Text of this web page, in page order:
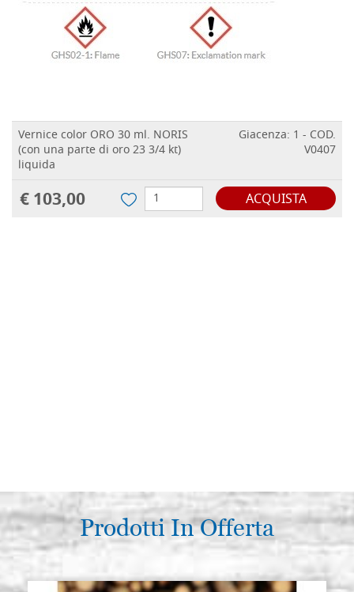
Vernice color ORO 30 ml. NORIS
(con una parte di oro 23 3/4 kt)
liquida
Giacenza: 1 - COD.
V0407
€ 103,00 ACQUISTA
Prodotti In Offerta